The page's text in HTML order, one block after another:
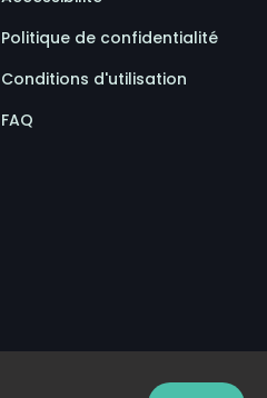
Politique de confidentialité
Conditions d'utilisation
FAQ